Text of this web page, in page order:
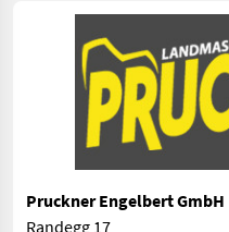
Pruckner Engelbert GmbH
Randegg 17